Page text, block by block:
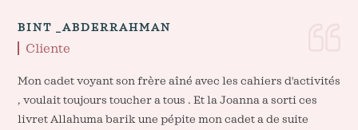
BINT _ABDERRAHMAN
Cliente
Mon cadet voyant son frère aîné avec les cahiers d'activités
, voulait toujours toucher a tous . Et la Joanna a sorti ces
livret Allahuma barik une pépite mon cadet a de suite